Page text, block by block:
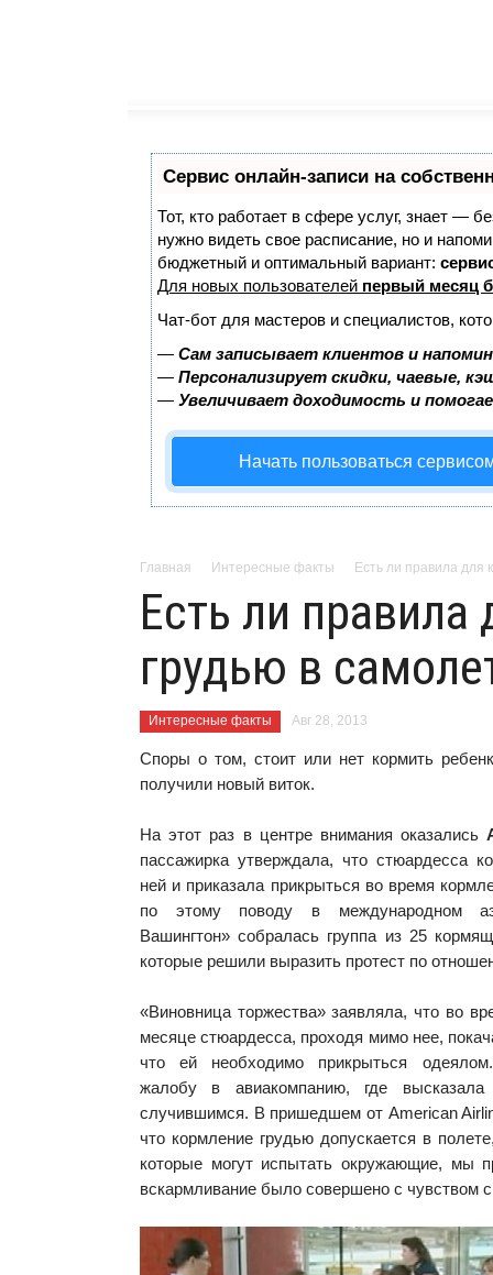
Сервис онлайн-записи на
Тот, кто работает в сфере услуг, знает —
нужно видеть свое расписание, но и
бюджетный и оптимальный вариант:
Для новых пользователей первый месяц
Чат-бот для мастеров и специалистов,
— Сам записывает клиентов и
— Персонализирует скидки, чаевые,
— Увеличивает доходимость и
Начать пользоваться
Главная Интересные факты Есть ли правила для
Есть ли
грудью в
Интересные факты Авг 28, 2013
Споры о том, стоит или нет кормить
получили новый виток.
На этот раз в центре внимания оказались
пассажирка утверждала, что стюардесса
ней и приказала прикрыться во время
по этому поводу в международном
Вашингтон» собралась группа из 25
которые решили выразить протест по
«Виновница торжества» заявляла, что во
месяце стюардесса, проходя мимо нее,
что ей необходимо прикрыться
жалобу в авиакомпанию, где высказала
случившимся. В пришедшем от American
что кормление грудью допускается в
которые могут испытать окружающие, мы
вскармливание было совершено с чувством